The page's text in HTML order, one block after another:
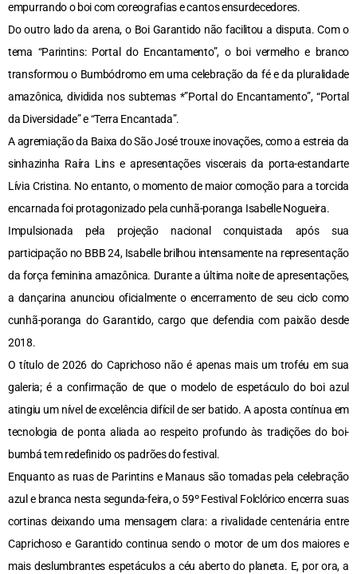
empurrando o boi com coreografias e cantos ensurdecedores.
Do outro lado da arena, o Boi Garantido não facilitou a disputa. Com o
tema “Parintins: Portal do Encantamento”, o boi vermelho e branco
transformou o Bumbódromo em uma celebração da fé e da pluralidade
amazônica, dividida nos subtemas *”Portal do Encantamento”, “Portal
da Diversidade” e “Terra Encantada”.
A agremiação da Baixa do São José trouxe inovações, como a estreia da
sinhazinha Raíra Lins e apresentações viscerais da porta-estandarte
Lívia Cristina. No entanto, o momento de maior comoção para a torcida
encarnada foi protagonizado pela cunhã-poranga Isabelle Nogueira.
Impulsionada pela projeção nacional conquistada após sua
participação no BBB 24, Isabelle brilhou intensamente na representação
da força feminina amazônica. Durante a última noite de apresentações,
a dançarina anunciou oficialmente o encerramento de seu ciclo como
cunhã-poranga do Garantido, cargo que defendia com paixão desde
2018.
O título de 2026 do Caprichoso não é apenas mais um troféu em sua
galeria; é a confirmação de que o modelo de espetáculo do boi azul
atingiu um nível de excelência difícil de ser batido. A aposta contínua em
tecnologia de ponta aliada ao respeito profundo às tradições do boi-
bumbá tem redefinido os padrões do festival.
Enquanto as ruas de Parintins e Manaus são tomadas pela celebração
azul e branca nesta segunda-feira, o 59º Festival Folclórico encerra suas
cortinas deixando uma mensagem clara: a rivalidade centenária entre
Caprichoso e Garantido continua sendo o motor de um dos maiores e
mais deslumbrantes espetáculos a céu aberto do planeta. E, por ora, a